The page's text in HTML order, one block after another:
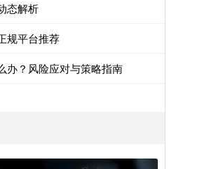
态解析
规平台推荐
办？风险应对与策略指南